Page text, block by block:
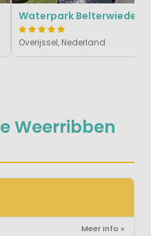
Weerribben
Meer info »
Waterpark Belterwiede
Overijssel, Nederland